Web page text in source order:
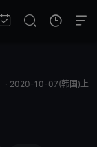
· 2020-10-07(韩国)上